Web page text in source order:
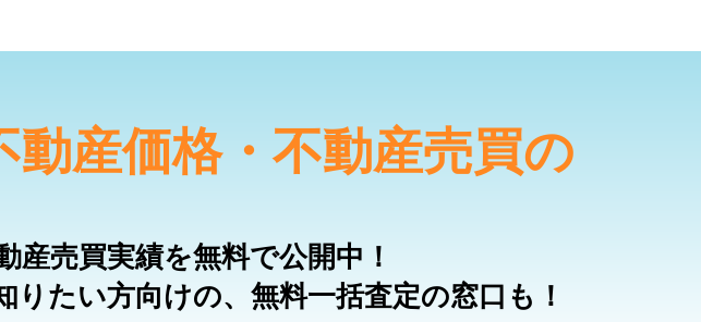
動産価格・不動産売買の
産売買実績を無料で公開中！
りたい方向けの、無料一括査定の窓口も！